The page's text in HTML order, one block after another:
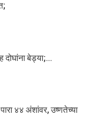
दोघांना बेड्या;…
४४ अंशांवर, उष्णतेच्या